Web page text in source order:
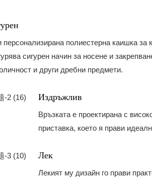
персонализирана полиестерна каишка
сигурен начин за носене и
и други дребни предмети.
Издръжлив
Връзката е проектирана с
приставка, което я прави
Лек
Лекият му дизайн го прави